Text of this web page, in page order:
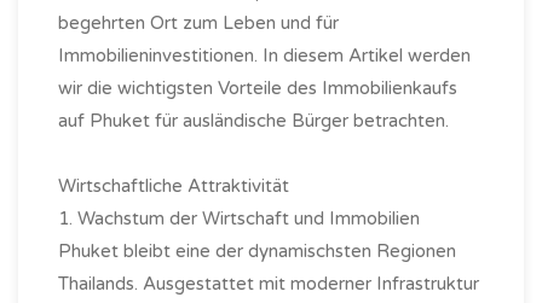
begehrten Ort zum Leben und für
Immobilieninvestitionen. In diesem Artikel werden
wir die wichtigsten Vorteile des Immobilienkaufs
auf Phuket für ausländische Bürger betrachten.
Wirtschaftliche Attraktivität
1. Wachstum der Wirtschaft und Immobilien
Phuket bleibt eine der dynamischsten Regionen
Thailands. Ausgestattet mit moderner Infrastruktur